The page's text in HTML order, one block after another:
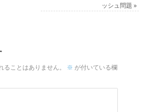
ッシュ問題 »
ことはありません。 ※ が付いている欄